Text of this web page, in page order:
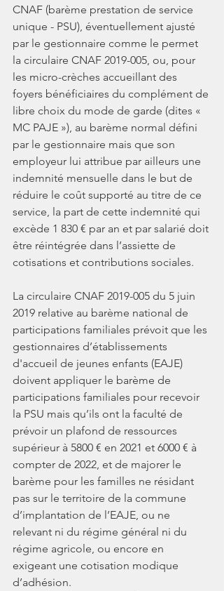
CNAF (barème prestation de service
unique - PSU), éventuellement ajusté
par le gestionnaire comme le permet
la circulaire CNAF 2019-005, ou, pour
les micro-crèches accueillant des
foyers bénéficiaires du complément de
libre choix du mode de garde (dites «
MC PAJE »), au barème normal défini
par le gestionnaire mais que son
employeur lui attribue par ailleurs une
indemnité mensuelle dans le but de
réduire le coût supporté au titre de ce
service, la part de cette indemnité qui
excède 1 830 € par an et par salarié doit
être réintégrée dans l’assiette de
cotisations et contributions sociales.
La circulaire CNAF 2019-005 du 5 juin
2019 relative au barème national de
participations familiales prévoit que les
gestionnaires d’établissements
d'accueil de jeunes enfants (EAJE)
doivent appliquer le barème de
participations familiales pour recevoir
la PSU mais qu’ils ont la faculté de
prévoir un plafond de ressources
supérieur à 5800 € en 2021 et 6000 € à
compter de 2022, et de majorer le
barème pour les familles ne résidant
pas sur le territoire de la commune
d’implantation de l’EAJE, ou ne
relevant ni du régime général ni du
régime agricole, ou encore en
exigeant une cotisation modique
d’adhésion.